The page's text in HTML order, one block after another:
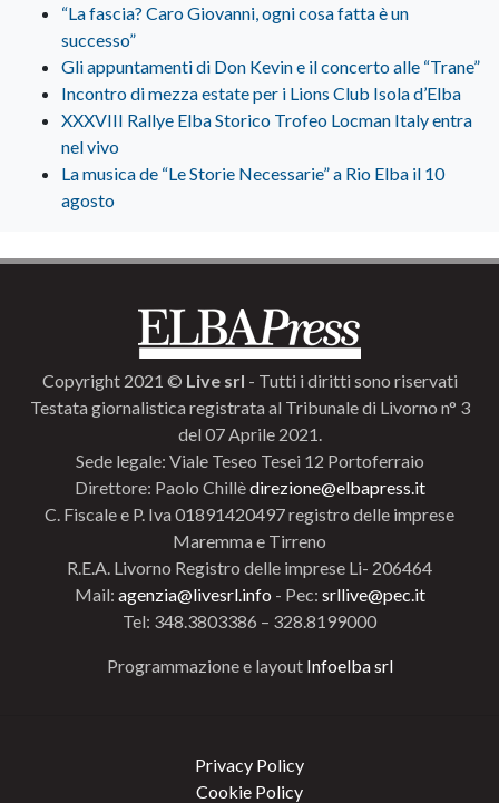
“La fascia? Caro Giovanni, ogni cosa fatta è un
successo”
Gli appuntamenti di Don Kevin e il concerto alle “Trane”
Incontro di mezza estate per i Lions Club Isola d’Elba
XXXVIII Rallye Elba Storico Trofeo Locman Italy entra
nel vivo
La musica de “Le Storie Necessarie” a Rio Elba il 10
agosto
Copyright 2021 © Live srl - Tutti i diritti sono riservati
Testata giornalistica registrata al Tribunale di Livorno n° 3
del 07 Aprile 2021.
Sede legale: Viale Teseo Tesei 12 Portoferraio
Direttore: Paolo Chillèdirezione@elbapress.it
C. Fiscale e P. Iva 01891420497 registro delle imprese
Maremma e Tirreno
R.E.A. Livorno Registro delle imprese Li- 206464
Mail: agenzia@livesrl.info - Pec: srllive@pec.it
Tel: 348.3803386 – 328.8199000
Programmazione e layout Infoelba srl
Privacy Policy
Cookie Policy